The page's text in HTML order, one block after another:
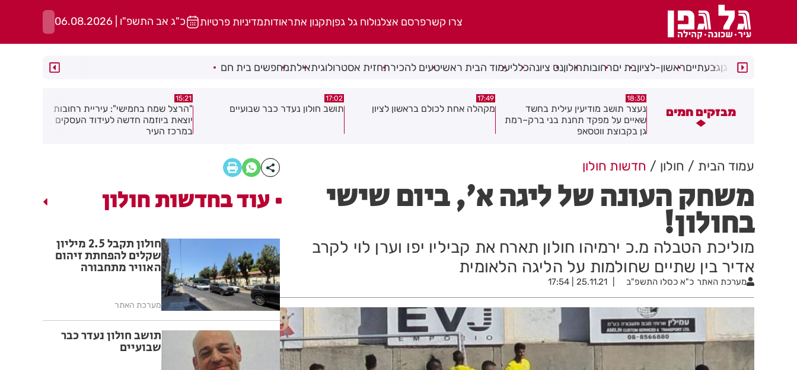
צרו קשרפרסם אצלנולוח גל גפןתקנון אתראודותמדיניות פרטיות כ"ג אב התשפ"ו | 06.08.2026
רמת גןגבעתייםראשון-לציוןבת יםרחובותחולוןנס ציונהכלליעמוד הבית ראשיטעים להכירתחזית אסטרולוגיתאילתמחפשים בית חם
מבזקים חמים
חולון תקבל 2.5 מיליון שקלים
להפחתת זיהום האוויר מתחבורה
18:30
נעצר תושב מודיעין עילית בחשד
שאיים על מפקד תחנת בני ברק–רמת
גן בקבוצת ווטסאפ
17:49
מקהלה אחת לכולם בראשון לציון
17:02
תושב חולון נעדר כבר שבועיים
15:21
"הרצל שמח בחמישי": עיריית רחובות
יוצאת ביוזמה חדשה לעידוד העסקים
במרכז העיר
עמוד הבית חולון חדשות חולון
משחק העונה של ליגה א', ביום שישי
בחולון!
מוליכת הטבלה מ.כ ירמיהו חולון תארח את קביליו יפו וערן לוי לקרב
אדיר בין שתיים שחולמות על הליגה הלאומית
מערכת האתר כ"א כסלו התשפ"ב 25.11.21 | 17:54
עוד בחדשות חולון
חולון תקבל 2.5 מיליון
שקלים להפחתת זיהום
האוויר מתחבורה
מערכת האתר
תושב חולון נעדר כבר
שבועיים